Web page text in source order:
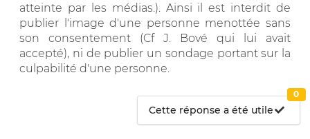
atteinte par les médias.). Ainsi il est interdit de
publier l'image d'une personne menottée sans
son consentement (Cf J. Bové qui lui avait
accepté), ni de publier un sondage portant sur la
culpabilité d'une personne.
Cette réponse a été utile
0